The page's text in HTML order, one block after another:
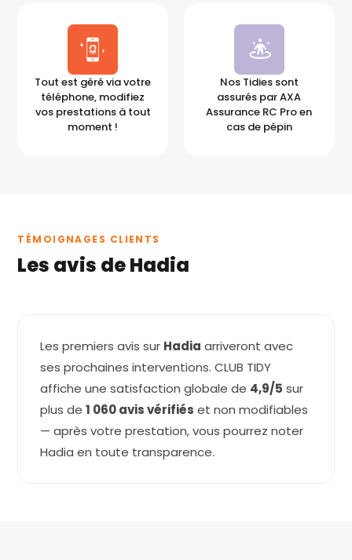
Tout est géré via votre
téléphone, modifiez
vos prestations à tout
moment !
Nos Tidies sont
assurés par AXA
Assurance RC Pro en
cas de pépin
TÉMOIGNAGES CLIENTS
Les avis de Hadia
Les premiers avis sur Hadia arriveront avec
ses prochaines interventions. CLUB TIDY
affiche une satisfaction globale de 4,9/5 sur
plus de1 060 avis vérifiés et non modifiables
— après votre prestation, vous pourrez noter
Hadia en toute transparence.